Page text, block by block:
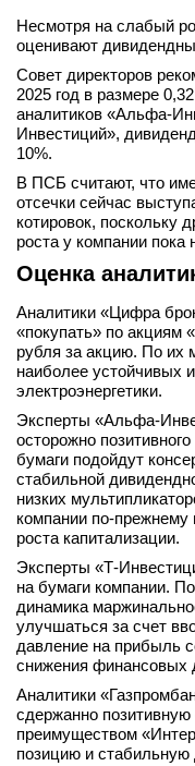
Несмотря на слабый
оценивают
Совет директоров
2025 год в размере
аналитиков «Альфа-
Инвестиций»,
10%.
В ПСБ считают, что
отсечки сейчас
котировок, поскольку
роста у компании пока
Оценка
Аналитики «Цифра
«покупать» по акциям
рубля за акцию. По их
наиболее устойчивых
электроэнергетики.
Эксперты «Альфа-
осторожно
бумаги подойдут
стабильной
низких
компании по-прежнему
роста капитализации.
Эксперты «Т-
на бумаги компании.
динамика
улучшаться за счет
давление на прибыль
снижения финансовых
Аналитики
сдержанно
преимуществом
позицию и